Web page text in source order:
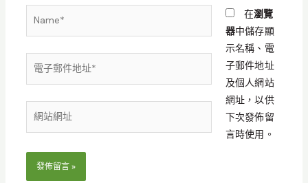
電
件
地
在瀏覽
器中儲存顯
示名稱、電
子郵件地址
及個人網站
網址，以供
下次發佈留
言時使用。